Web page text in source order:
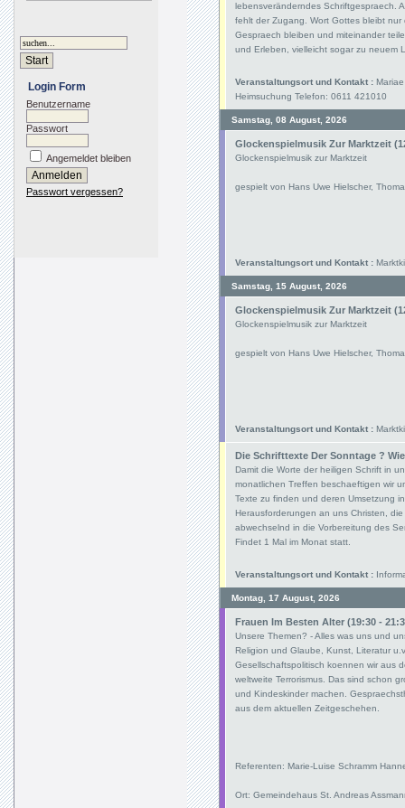
Login Form
Benutzername
Passwort
Angemeldet bleiben
Passwort vergessen?
lebensveränderndes Schriftgespraech.
fehlt der Zugang. Wort Gottes bleibt
Gespraech bleiben und miteinander
und Erleben, vielleicht sogar zu neuem
Veranstaltungsort und Kontakt :
Heimsuchung Telefon: 0611 421010
Samstag, 08 August, 2026
Glockenspielmusik Zur Marktzeit
Glockenspielmusik zur Marktzeit
gespielt von Hans Uwe Hielscher,
Veranstaltungsort und Kontakt :
Samstag, 15 August, 2026
Glockenspielmusik Zur Marktzeit
Glockenspielmusik zur Marktzeit
gespielt von Hans Uwe Hielscher,
Veranstaltungsort und Kontakt :
Die Schrifttexte Der Sonntage ?
Damit die Worte der heiligen Schrift in
monatlichen Treffen beschaeftigen wir
Texte zu finden und deren Umsetzung
Herausforderungen an uns Christen,
abwechselnd in die Vorbereitung des
Findet 1 Mal im Monat statt.
Veranstaltungsort und Kontakt :
Montag, 17 August, 2026
Frauen Im Besten Alter (19:30 -
Unsere Themen? - Alles was uns und
Religion und Glaube, Kunst, Literatur
Gesellschaftspolitisch koennen wir aus
weltweite Terrorismus. Das sind schon
und Kindeskinder machen.
aus dem aktuellen Zeitgeschehen.
Referenten: Marie-Luise Schramm
Ort: Gemeindehaus St. Andreas